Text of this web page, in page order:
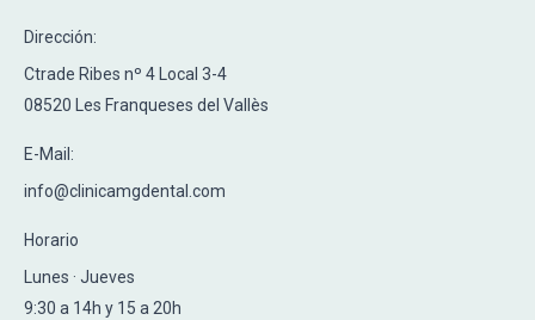
Dirección:
Ctrade Ribes nº 4 Local 3-4
08520 Les Franqueses del Vallès
E-Mail:
info@clinicamgdental.com
Horario
Lunes · Jueves
9:30 a 14h y 15 a 20h